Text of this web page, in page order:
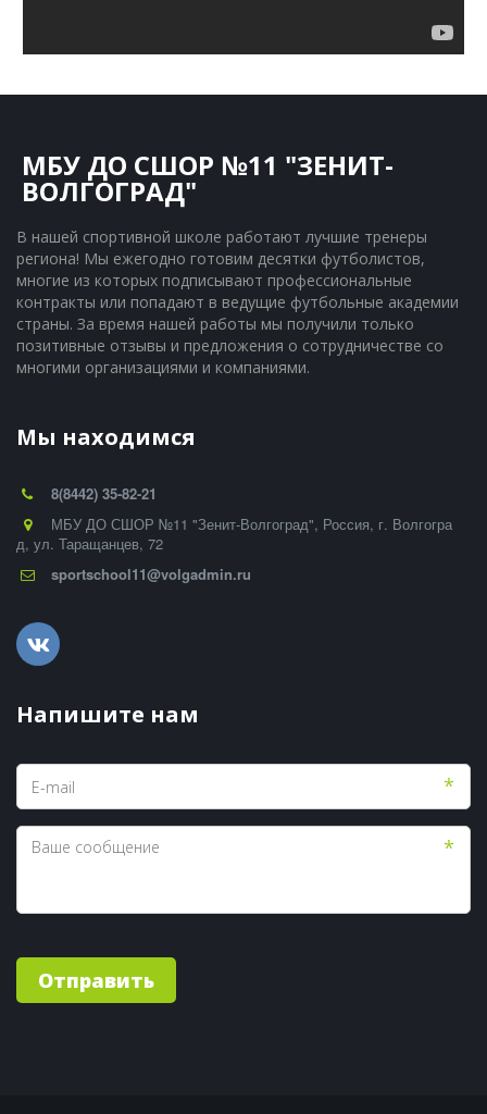
МБУ ДО СШОР №11 "ЗЕНИТ-
ВОЛГОГРАД"
В нашей спортивной школе работают лучшие тренеры
региона! Мы ежегодно готовим десятки футболистов,
многие из которых подписывают профессиональные
контракты или попадают в ведущие футбольные академии
страны. За время нашей работы мы получили только
позитивные отзывы и предложения о сотрудничестве со
многими организациями и компаниями.
Мы находимся
8(8442) 35-82-21
МБУ ДО СШОР №11 "Зенит-Волгоград", Россия, г. Волгогра
д, ул. Таращанцев, 72
sportschool11@volgadmin.ru
Напишите нам
*
*
Отправить